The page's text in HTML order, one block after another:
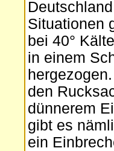
Situationen
bei 40°
in einem
den
dünnerem
gibt es
ein